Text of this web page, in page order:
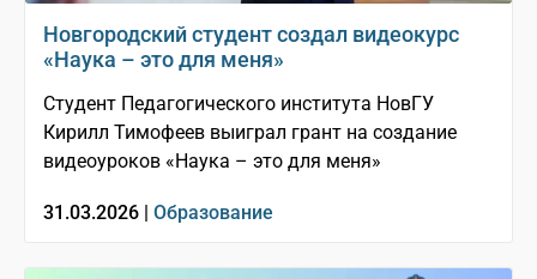
Новгородский студент создал видеокурс
«Наука – это для меня»
Студент Педагогического института НовГУ
Кирилл Тимофеев выиграл грант на создание
видеоуроков «Наука – это для меня»
31.03.2026 | Образование